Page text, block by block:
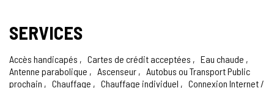
SERVICES
Accès handicapés Cartes de crédit acceptées
Eau chaude
Antenne parabolique
Ascenseur
Autobus ou Transport Public
prochain
Chauffage Chauffage individuel
Connexion Internet /